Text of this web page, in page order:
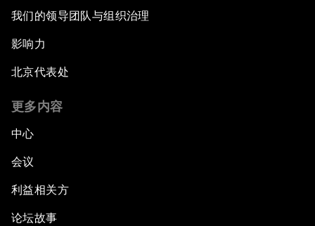
我们的领导团队与组织治理
影响力
北京代表处
更多内容
中心
会议
利益相关方
论坛故事